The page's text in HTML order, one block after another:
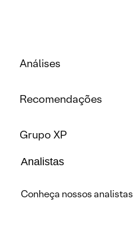
Análises
Recomendações
Grupo XP
Analistas
Conheça nossos analistas